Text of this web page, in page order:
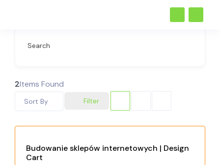
Search
2Items Found
Filter
Sort By
Budowanie sklepów internetowych | Design
Cart